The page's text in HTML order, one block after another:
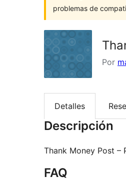
problemas de
Por
Detalles
Descripción
Thank Money Post –
FAQ